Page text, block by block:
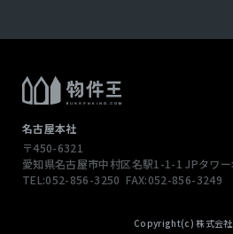
名古屋本社
〒450-6321
愛知県名古屋市中村区名駅1-1-1JPタワ
TEL:052-856-3250FAX:052-856-3249
Copyright(c) 株式会社